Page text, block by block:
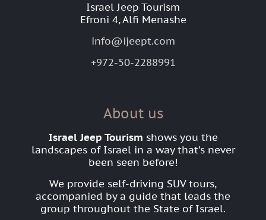
Israel Jeep Tourism
Efroni 4, Alfi Menashe
info@ijeept.com
+972-50-2288991
About us
Israel Jeep Tourism shows you the
landscapes of Israel in a way that’s never
been seen before!
We provide self-driving SUV tours,
accompanied by a guide that leads the
group throughout the State of Israel.